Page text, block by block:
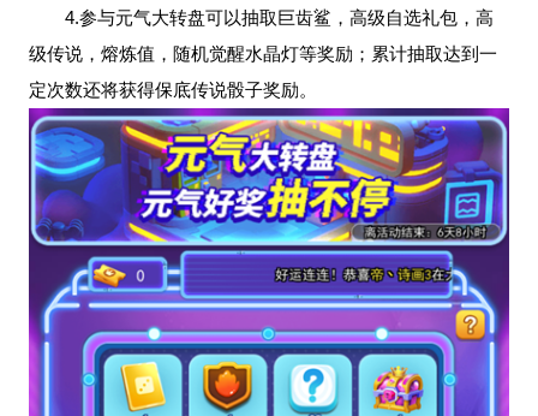
4.参与元气大转盘可以抽取巨齿鲨，高级自选礼包，高
级传说，熔炼值，随机觉醒水晶灯等奖励；累计抽取达到一
定次数还将获得保底传说骰子奖励。